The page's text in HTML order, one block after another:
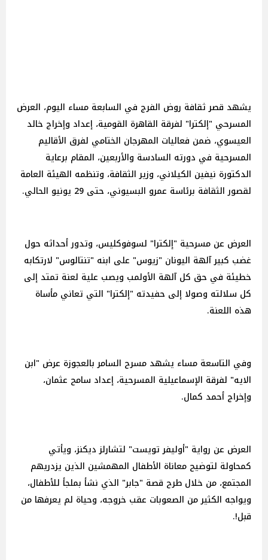
يشهد قصر ثقافة روض الفرج في السابعة مساء اليوم، العرض
المسرحي "إلكترا" لفرقة القاهرة القومية، إعداد وإخراج خالد
العيسوي، ضمن فعاليات المهرجان الختامي لفرق الأقاليم
المسرحية في دورته السادسة والأربعين، المقام برعاية
الدكتورة نيفين الكيلاني، وزير الثقافة، وتنظمه الهيئة العامة
لقصور الثقافة برئاسة عمرو البسيوني، حتى 29 يونيو الحالي.
العرض عن مسرحية "إلكترا" لسوفوكليس، وتدور أحداثه حول
غضب كبير آلهة اليونان "زيوس" على ابنه "تنتالوس" لارتكابه
خطيئة في حق كل آلهة الأولمب ويصب علية لعنة تمتد إلى
كل سلالته وصولا إلى حفيدته "إلكترا" التي تعاني مأساة
هذه اللعنة.
وفي التاسعة مساء يشهد مسرح السامر بالعجوزة عرض "ابن
الايه" لفرقة الإسماعيلية المسرحية، إعداد سامح عثمان،
وإخراج أحمد كمال.
العرض عن رواية "أوليفر تويست" لتشارلز ديكنز، ويأتي
كمحاولة لتوضيح معاناة الأطفال المهمشين الذين يزدريهم
المجتمع، من خلال طرح قصة "جابر" الذي نشأ بملجأ للأطفال،
ويواجه الكثير من الصعوبات عقب خروجه، وحياة لم يعرفها من
قبل!.